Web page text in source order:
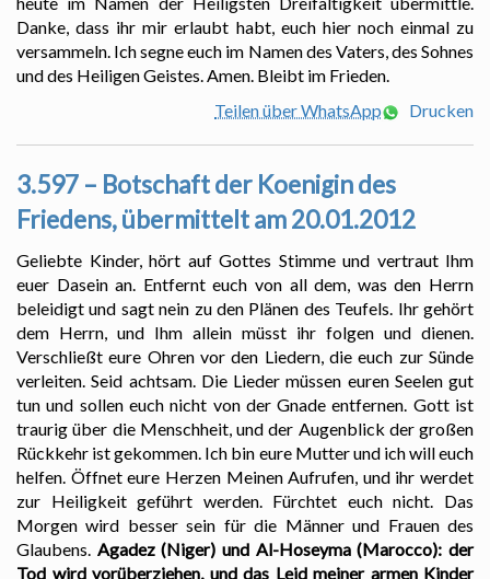
Danke, dass ihr mir erlaubt habt, euch hier noch einmal zu
versammeln. Ich segne euch im Namen des Vaters, des Sohnes
und des Heiligen Geistes. Amen. Bleibt im Frieden.
Teilen über WhatsApp
Drucken
3.597 – Botschaft der Koenigin des
Friedens, übermittelt am 20.01.2012
Geliebte Kinder, hört auf Gottes Stimme und vertraut Ihm
euer Dasein an. Entfernt euch von all dem, was den Herrn
beleidigt und sagt nein zu den Plänen des Teufels. Ihr gehört
dem Herrn, und Ihm allein müsst ihr folgen und dienen.
Verschließt eure Ohren vor den Liedern, die euch zur Sünde
verleiten. Seid achtsam. Die Lieder müssen euren Seelen gut
tun und sollen euch nicht von der Gnade entfernen. Gott ist
traurig über die Menschheit, und der Augenblick der großen
Rückkehr ist gekommen. Ich bin eure Mutter und ich will euch
helfen. Öffnet eure Herzen Meinen Aufrufen, und ihr werdet
zur Heiligkeit geführt werden. Fürchtet euch nicht. Das
Morgen wird besser sein für die Männer und Frauen des
Glaubens. Agadez (Niger) und Al-Hoseyma (Marocco): der
Tod wird vorüberziehen, und das Leid meiner armen Kinder